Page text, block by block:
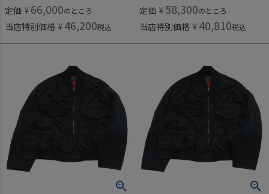
定価 ¥ 66,000のところ
当店特別価格 ¥ 46,200税込
定価 ¥ 58,300のところ
当店特別価格 ¥ 40,810税込